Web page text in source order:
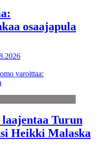
osaajapula
varoittaa:
laajentaa Turun
Heikki Malaska